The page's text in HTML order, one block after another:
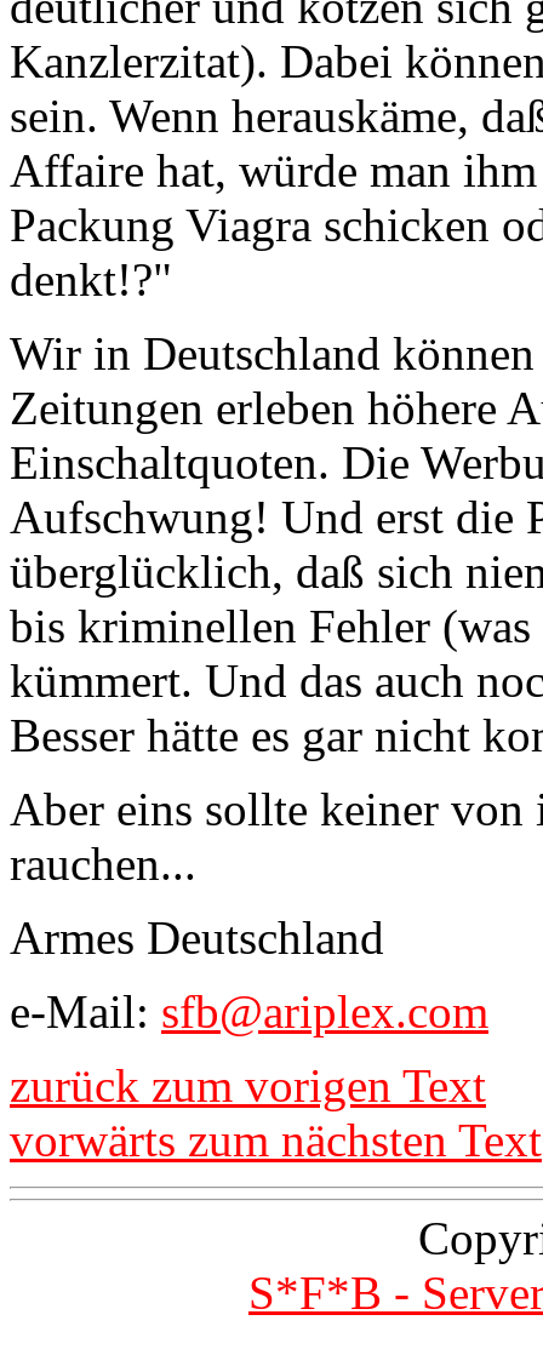
Kanzlerzitat). Dabei
sein. Wenn herauskäme,
Affaire hat, würde man
Packung Viagra schicken
denkt!?"
Wir in Deutschland
Zeitungen erleben höhere
Einschaltquoten. Die
Aufschwung! Und erst
überglücklich, daß sich
bis kriminellen Fehler
kümmert. Und das auch
Besser hätte es gar nicht
Aber eins sollte keiner
rauchen...
Armes Deutschland
e-Mail: sfb@ariplex.com
zurück zum vorigen Text
vorwärts zum nächsten Text
S*F*B -